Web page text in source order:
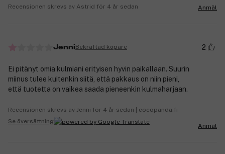
Recensionen skrevs av Astrid för 4 år sedan Anmäl
JenniBekräftad köpare 2
Ei pitänyt omia kulmiani erityisen hyvin paikallaan. Suurin
miinus tulee kuitenkin siitä, että pakkaus on niin pieni,
että tuotetta on vaikea saada pieneenkin kulmaharjaan.
Recensionen skrevs av Jenni för 4 år sedan | cocopanda.fi
Se översättning
Anmäl